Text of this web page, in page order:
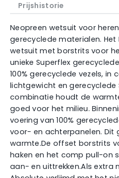
Prijshistorie
Neopreen wetsuit voor
gerecyclede materialen.
wetsuit met borstrits voor
unieke Superflex
100% gerecyclede vezels,
lichtgewicht en gerecyclede
combinatie houdt de
goed voor het milieu.
voering van 100%
voor- en achterpanelen. Dit
warmte.De offset borstrits
haken en het comp pull-on
aan- en uittrekken.Als extra